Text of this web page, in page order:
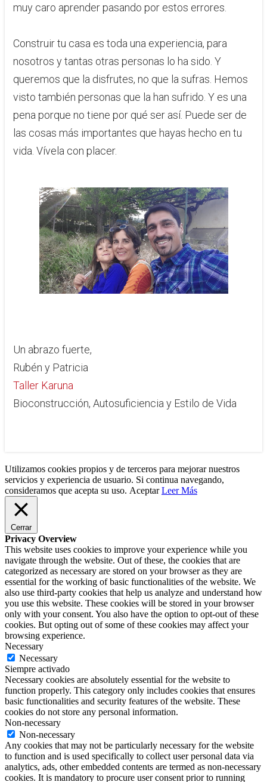
muy caro aprender pasando por estos errores.
Construir tu casa es toda una experiencia, para
nosotros y tantas otras personas lo ha sido. Y
queremos que la disfrutes, no que la sufras. Hemos
visto también personas que la han sufrido. Y es una
pena porque no tiene por qué ser así. Puede ser de
las cosas más importantes que hayas hecho en tu
vida. Vívela con placer.​
​Un abrazo fuerte,
Rubén y Patricia
Taller Karuna
Bioconstrucción, Autosuficiencia y Estilo de Vida
Utilizamos cookies propios y de terceros para mejorar nuestros
servicios y experiencia de usuario. Si continua navegando,
consideramos que acepta su uso. Aceptar Leer Más
Cerrar
Privacy Overview
This website uses cookies to improve your experience while you
navigate through the website. Out of these, the cookies that are
categorized as necessary are stored on your browser as they are
essential for the working of basic functionalities of the website. We
also use third-party cookies that help us analyze and understand how
you use this website. These cookies will be stored in your browser
only with your consent. You also have the option to opt-out of these
cookies. But opting out of some of these cookies may affect your
browsing experience.
Necessary
Necessary
Siempre activado
Necessary cookies are absolutely essential for the website to
function properly. This category only includes cookies that ensures
basic functionalities and security features of the website. These
cookies do not store any personal information.
Non-necessary
Non-necessary
Any cookies that may not be particularly necessary for the website
to function and is used specifically to collect user personal data via
analytics, ads, other embedded contents are termed as non-necessary
cookies. It is mandatory to procure user consent prior to running